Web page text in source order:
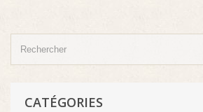
CATÉGORIES